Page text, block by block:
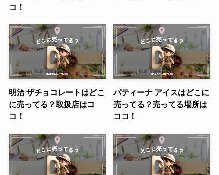
コ！
明治 ザチョコレートはどこ
に売ってる？取扱店はコ
コ！
パティーナ アイスはどこに
売ってる？売ってる場所は
ココ！